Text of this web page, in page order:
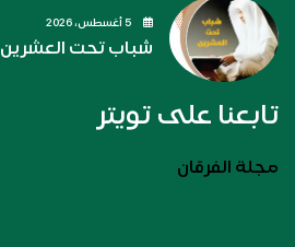
شباب تحت العشرين 1317
تابعنا على تويتر
مجلة الفرقان